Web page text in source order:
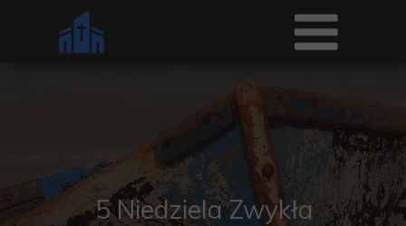
5 Niedziela Zwykła